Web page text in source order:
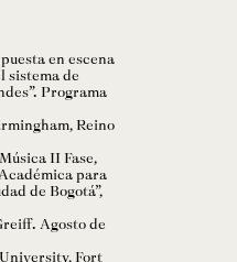
en escena
sistema de
Programa
Reino
II Fase,
para
de Bogotá”,
Agosto de
Fort